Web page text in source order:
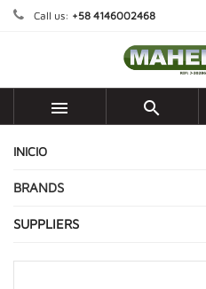
Call us: +58 4146002468
 
INICIO
BRANDS
SUPPLIERS